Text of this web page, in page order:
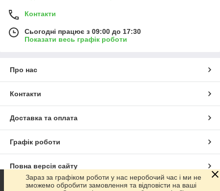
Контакти
Сьогодні працює з 09:00 до 17:30
Показати весь графік роботи
Про нас
Контакти
Доставка та оплата
Графік роботи
Повна версія сайту
Зараз за графіком роботи у нас неробочий час і ми не
зможемо обробити замовлення та відповісти на ваші